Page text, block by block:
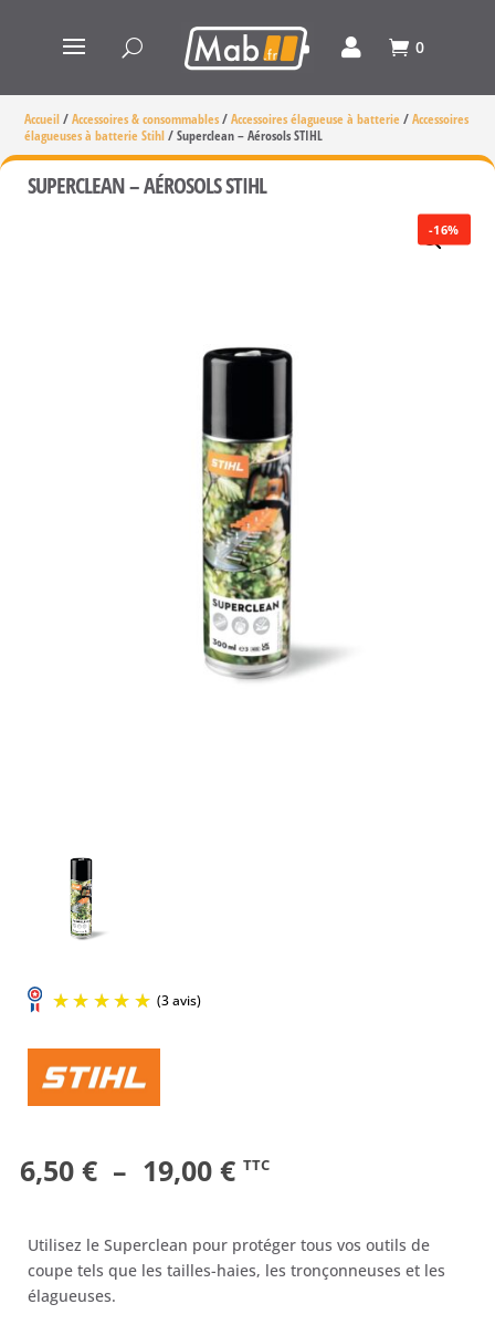
0
Accueil/Accessoires & consommables/Accessoires élagueuse à batterie /Accessoires
élagueuses à batterie Stihl/Superclean – Aérosols STIHL
SUPERCLEAN – AÉROSOLS STIHL
-16%
(3 avis)
6,50 € – 19,00 €Plage
prix :
6,50 €
TTC
Utilisez le Superclean pour protéger tous vos outils de
coupe tels que les tailles-haies, les tronçonneuses et les
élagueuses.